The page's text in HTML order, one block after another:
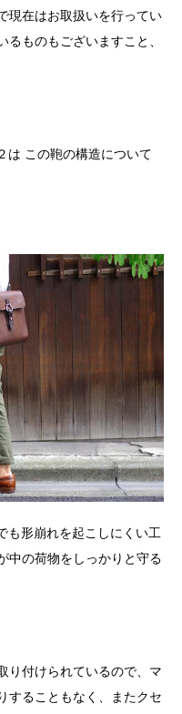
現在はお取扱いを行ってい
ものもございますこと、
は この鞄の構造について
も形崩れを起こしにくい工
中の荷物をしっかりと守る
り付けられているので、マ
することもなく、またクセ